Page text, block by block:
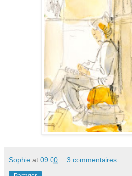
Sophie at 09:00 3 commentaires: